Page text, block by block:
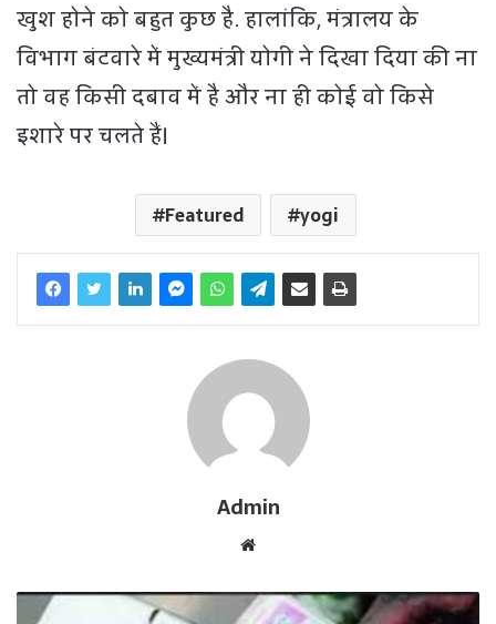
खुश होने को बहुत कुछ है. हालांकि, मंत्रालय के
विभाग बंटवारे में मुख्यमंत्री योगी ने दिखा दिया की ना
तो वह किसी दबाव में है और ना ही कोई वो किसे
इशारे पर चलते हैं।
Featured yogi
Admin
b